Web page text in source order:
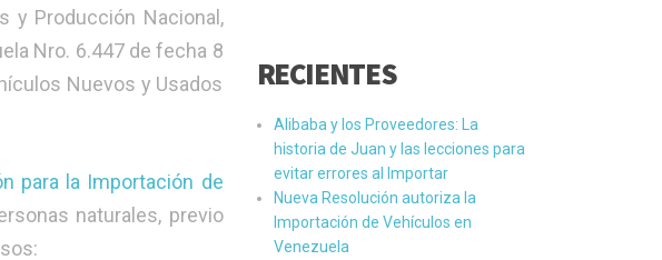
y Producción Nacional,
Nro. 6.447 de fecha 8
Nuevos y Usados
para la Importación de
naturales, previo
RECIENTES
Alibaba y los Proveedores: La
historia de Juan y las lecciones para
evitar errores al Importar
Nueva Resolución autoriza la
Importación de Vehículos en
Venezuela